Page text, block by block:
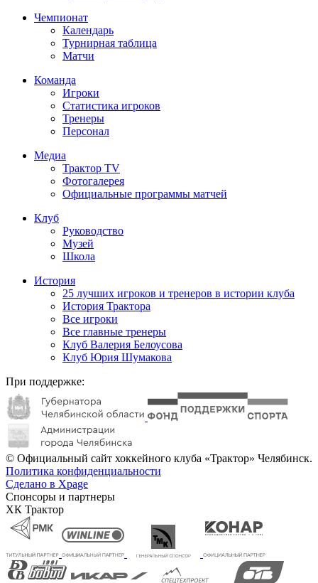
Чемпионат
Календарь
Турнирная таблица
Матчи
Команда
Игроки
Статистика игроков
Тренеры
Персонал
Медиа
Трактор TV
Фотогалерея
Официальные программы матчей
Клуб
Руководство
Музей
Школа
История
25 лучших игроков и тренеров в истории клуба
История Трактора
Все игроки
Все главные тренеры
Клуб Валерия Белоусова
Клуб Юрия Шумакова
При поддержке:
© Официальный сайт хоккейного клуба «Трактор» Челябинск.
Политика конфиденциальности
Сделано в Xpage
Спонсоры и партнеры
ХК Трактор